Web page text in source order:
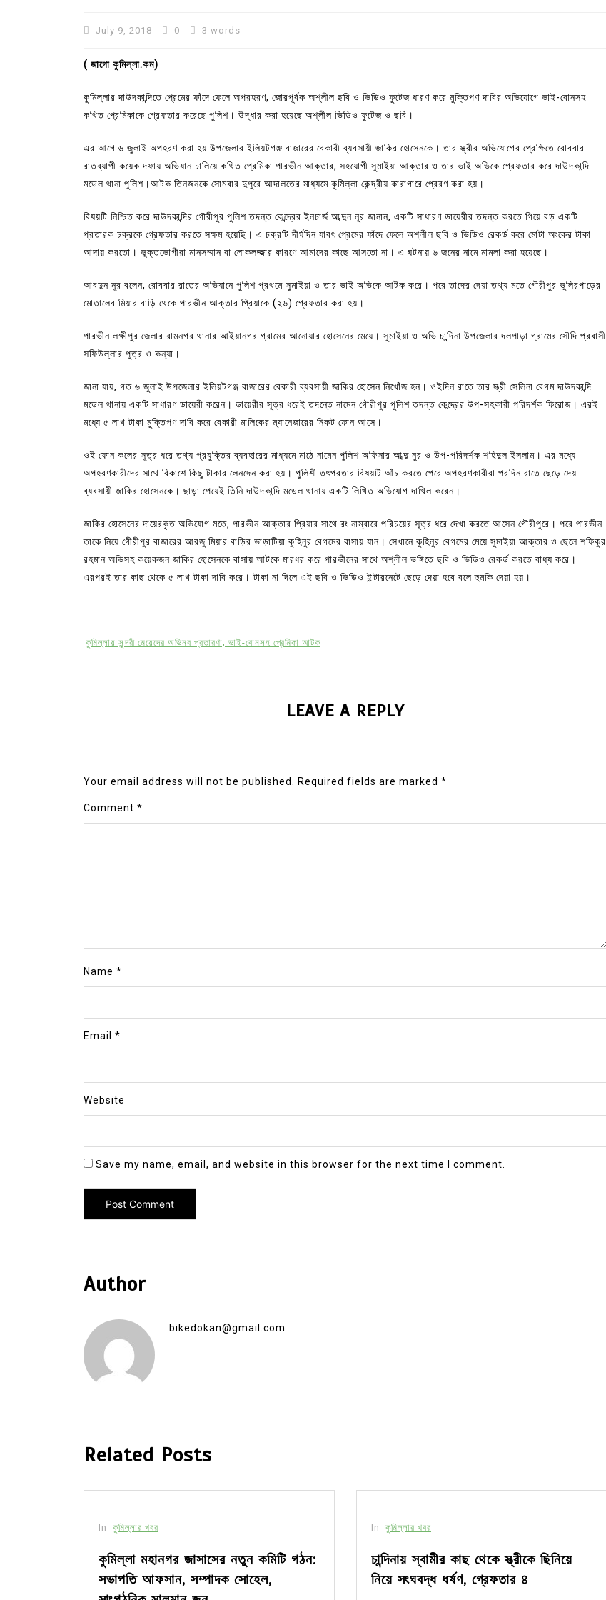
July 9, 2018 0 3 words
( জাগো কুমিল্লা.কম)
কুমিল্লার দাউদকান্দিতে প্রেমের ফাঁদে ফেলে অপরহরণ, জোরপূর্বক অশ্লীল ছবি ও ভিডিও ফুটেজ ধারণ করে মুক্তিপণ দাবির অভিযোগে ভাই-বোনসহ
কথিত প্রেমিকাকে গ্রেফতার করেছে পুলিশ। উদ্ধার করা হয়েছে অশ্লীল ভিডিও ফুটেজ ও ছবি।
এর আগে ৬ জুলাই অপহরণ করা হয় উপজেলার ইলিয়টগঞ্জ বাজারের বেকারী ব্যবসায়ী জাকির হোসেনকে। তার স্ত্রীর অভিযোগের প্রেক্ষিতে রোববার
রাতব্যাপী কয়েক দফায় অভিযান চালিয়ে কথিত প্রেমিকা পারভীন আক্তার, সহযোগী সুমাইয়া আক্তার ও তার ভাই অভিকে গ্রেফতার করে দাউদকান্দি
মডেল থানা পুলিশ।আটক তিনজনকে সোমবার দুপুরে আদালতের মাধ্যমে কুমিল্লা কেন্দ্রীয় কারাগারে প্রেরণ করা হয়।
বিষয়টি নিশ্চিত করে দাউদকান্দির গৌরীপুর পুলিশ তদন্ত কেন্দ্রের ইনচার্জ আব্দুন নূর জানান, একটি সাধারণ ডায়েরীর তদন্ত করতে গিয়ে বড় একটি
প্রতারক চক্রকে গ্রেফতার করতে সক্ষম হয়েছি। এ চক্রটি দীর্ঘদিন যাবৎ প্রেমের ফাঁদে ফেলে অশ্লীল ছবি ও ভিডিও রেকর্ড করে মোটা অংকের টাকা
আদায় করতো। ভূক্তভোগীরা মানসম্মান বা লোকলজ্জার কারণে আমাদের কাছে আসতো না। এ ঘটনায় ৬ জনের নামে মামলা করা হয়েছে।
আবদুন নূর বলেন, রোববার রাতের অভিযানে পুলিশ প্রথমে সুমাইয়া ও তার ভাই অভিকে আটক করে। পরে তাদের দেয়া তথ্য মতে গৌরীপুর ভুলিরপাড়ের
মোতালেব মিয়ার বাড়ি থেকে পারভীন আক্তার প্রিয়াকে (২৬) গ্রেফতার করা হয়।
পারভীন লক্ষীপুর জেলার রামনগর থানার আইয়ানগর গ্রামের আনোয়ার হোসেনের মেয়ে। সুমাইয়া ও অভি চান্দিনা উপজেলার দলপাড়া গ্রামের সৌদি প্রবাসী
সফিউল্লার পুত্র ও কন্যা।
জানা যায়, গত ৬ জুলাই উপজেলার ইলিয়টগঞ্জ বাজারের বেকারী ব্যবসায়ী জাকির হোসেন নিখোঁজ হন। ওইদিন রাতে তার স্ত্রী সেলিনা বেগম দাউদকান্দি
মডেল থানায় একটি সাধারণ ডায়েরী করেন। ডায়েরীর সূত্র ধরেই তদন্তে নামেন গৌরীপুর পুলিশ তদন্ত কেন্দ্রের উপ-সহকারী পরিদর্শক ফিরোজ। এরই
মধ্যে ৫ লাখ টাকা মুক্তিপণ দাবি করে বেকারী মালিকের ম্যানেজারের নিকট ফোন আসে।
ওই ফোন কলের সূত্র ধরে তথ্য প্রযুক্তির ব্যবহারের মাধ্যমে মাঠে নামেন পুলিশ অফিসার আব্দু নুর ও উপ-পরিদর্শক শহিদুল ইসলাম। এর মধ্যে
অপহরণকারীদের সাথে বিকাশে কিছু টাকার লেনদেন করা হয়। পুলিশী তৎপরতার বিষয়টি আঁচ করতে পেরে অপহরণকারীরা পরদিন রাতে ছেড়ে দেয়
ব্যবসায়ী জাকির হোসেনকে। ছাড়া পেয়েই তিনি দাউদকান্দি মডেল থানায় একটি লিখিত অভিযোগ দাখিল করেন।
জাকির হোসেনের দায়েরকৃত অভিযোগ মতে, পারভীন আক্তার প্রিয়ার সাথে রং নাম্বারে পরিচয়ের সূত্র ধরে দেখা করতে আসেন গৌরীপুরে। পরে পারভীন
তাকে নিয়ে গেীরীপুর বাজারের আরজু মিয়ার বাড়ির ভাড়াটিয়া কুহিনুর বেগমের বাসায় যান। সেখানে কুহিনুর বেগমের মেয়ে সুমাইয়া আক্তার ও ছেলে শফিকুর
রহমান অভিসহ কয়েকজন জাকির হোসেনকে বাসায় আটকে মারধর করে পারভীনের সাথে অশ্লীল ভঙ্গিতে ছবি ও ভিডিও রেকর্ড করতে বাধ্য করে।
এরপরই তার কাছ থেকে ৫ লাখ টাকা দাবি করে। টাকা না দিলে এই ছবি ও ভিডিও ইন্টারনেটে ছেড়ে দেয়া হবে বলে হুমকি দেয়া হয়।
কুমিল্লায় সুন্দরী মেয়েদের অভিনব প্রতারণা; ভাই-বোনসহ প্রেমিকা আটক
LEAVE A REPLY
Your email address will not be published. Required fields are marked *
Comment *
Name *
Email *
Website
Save my name, email, and website in this browser for the next time I comment.
Author
bikedokan@gmail.com
Related Posts
In কুমিল্লার খবর
কুমিল্লা মহানগর জাসাসের নতুন কমিটি গঠন:
সভাপতি আফসান, সম্পাদক সোহেল,
In কুমিল্লার খবর
চান্দিনায় স্বামীর কাছ থেকে স্ত্রীকে ছিনিয়ে
নিয়ে সংঘবদ্ধ ধর্ষণ, গ্রেফতার ৪
In Uncategorized
কুমিল্লা প্রেস ক্লাবের নির্বাচন আজ; ১৭টি
পদের জন্য ৩৩ জন প্রার্থী ভোটযুদ্ধে
July 30, 2026 0 3 words
In Uncategorized
আদর্শ সমাজ বিনির্মাণে সহায়ক ভুমিকা রাখে
ছাত্রসমাজ- প্রেসক্লাব সভাপতি
August 6, 2026 0